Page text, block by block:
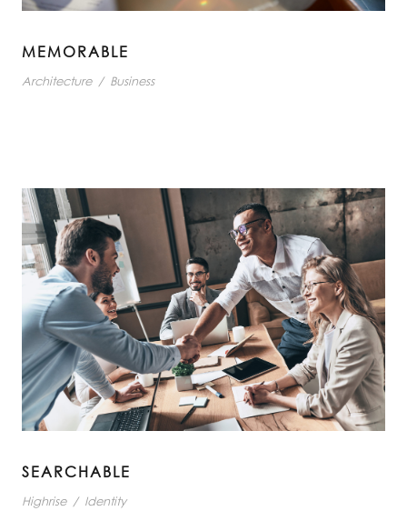
MEMORABLE
Architecture / Business
SEARCHABLE
Highrise / Identity